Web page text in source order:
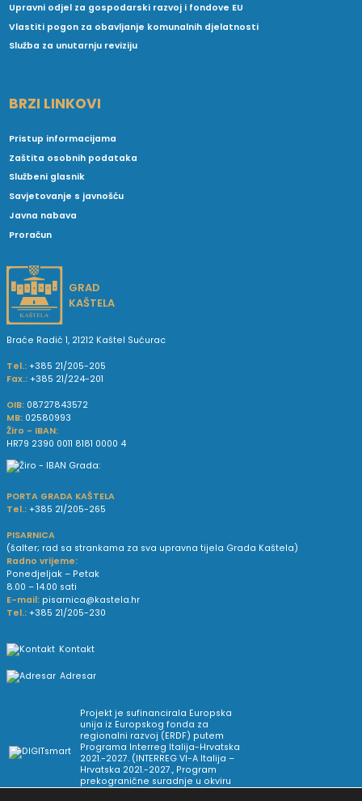
Upravni odjel za gospodarski razvoj i fondove EU
Vlastiti pogon za obavljanje komunalnih djelatnosti
Služba za unutarnju reviziju
BRZI LINKOVI
Pristup informacijama
Zaštita osobnih podataka
Službeni glasnik
Savjetovanje s javnošću
Javna nabava
Proračun
GRAD
KAŠTELA
Braće Radić 1, 21212 Kaštel Sućurac
Tel.: +385 21/205-205
Fax.: +385 21/224-201
OIB: 08727843572
MB: 02580993
Žiro - IBAN:
HR79 2390 0011 8181 0000 4
PORTA GRADA KAŠTELA
Tel.: +385 21/205-265
PISARNICA
(šalter; rad sa strankama za sva upravna tijela Grada Kaštela)
Radno vrijeme:
Ponedjeljak – Petak
8.00 – 14.00 sati
E-mail: pisarnica@kastela.hr
Tel.: +385 21/205-230
Kontakt
Adresar
Projekt je sufinancirala Europska
unija iz Europskog fonda za
regionalni razvoj (ERDF) putem
Programa Interreg Italija-Hrvatska
2021.-2027. (INTERREG VI-A Italija –
Hrvatska 2021.-2027., Program
prekogranične suradnje u okviru